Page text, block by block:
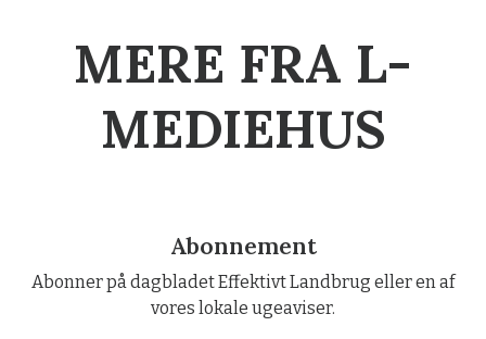
MERE FRA L-
MEDIEHUS
Abonnement
Abonner på dagbladet Effektivt Landbrug eller en af
vores lokale ugeaviser.